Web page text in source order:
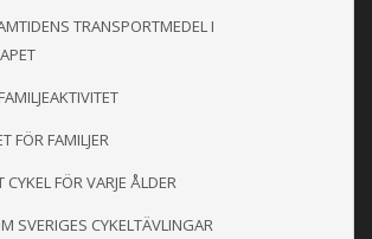
TRANSPORTMEDEL I
FÖR FAMILJER
FÖR VARJE ÅLDER
SVERIGES CYKELTÄVLINGAR